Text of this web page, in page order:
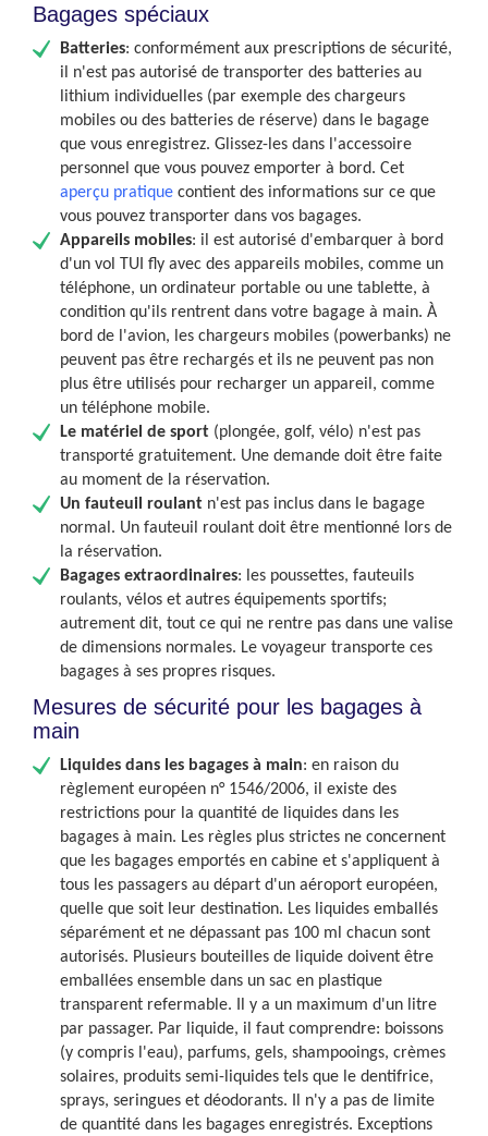
Bagages spéciaux
Batteries: conformément aux prescriptions de sécurité,
il n'est pas autorisé de transporter des batteries au
lithium individuelles (par exemple des chargeurs
mobiles ou des batteries de réserve) dans le bagage
que vous enregistrez. Glissez-les dans l'accessoire
personnel que vous pouvez emporter à bord. Cet
aperçu pratique contient des informations sur ce que
vous pouvez transporter dans vos bagages.
Appareils mobiles: i l est autorisé d'embarquer à bord
d'un vol TUI fly avec des appareils mobiles, comme un
téléphone, un ordinateur portable ou une tablette, à
condition qu'ils rentrent dans votre bagage à main. À
bord de l'avion, les chargeurs mobiles (powerbanks) ne
peuvent pas être rechargés et ils ne peuvent pas non
plus être utilisés pour recharger un appareil, comme
un téléphone mobile.
Le matériel de sport (plongée, golf, vélo) n'est pas
transporté gratuitement. Une demande doit être faite
au moment de la réservation.
Un fauteuil roulant n'est pas inclus dans le bagage
normal. Un fauteuil roulant doit être mentionné lors de
la réservation.
Bagages extraordinaires: les poussettes, fauteuils
roulants, vélos et autres équipements sportifs;
autrement dit, tout ce qui ne rentre pas dans une valise
de dimensions normales. Le voyageur transporte ces
bagages à ses propres risques.
Mesures de sécurité pour les bagages à
main
Liquides dans les bagages à main: en raison du
règlement européen n° 1546/2006, il existe des
restrictions pour la quantité de liquides dans les
bagages à main. Les règles plus strictes ne concernent
que les bagages emportés en cabine et s'appliquent à
tous les passagers au départ d'un aéroport européen,
quelle que soit leur destination. Les liquides emballés
séparément et ne dépassant pas 100 ml chacun sont
autorisés. Plusieurs bouteilles de liquide doivent être
emballées ensemble dans un sac en plastique
transparent refermable. Il y a un maximum d'un litre
par passager. Par liquide, il faut comprendre: boissons
(y compris l'eau), parfums, gels, shampooings, crèmes
solaires, produits semi-liquides tels que le dentifrice,
sprays, seringues et déodorants. Il n'y a pas de limite
de quantité dans les bagages enregistrés. Exceptions